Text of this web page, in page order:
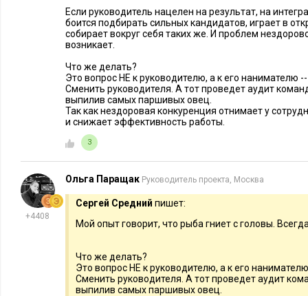
Если руководитель нацелен на результат, на
боится подбирать сильных кандидатов, играет в
собирает вокруг себя таких же. И проблем
возникает.
Что же делать?
Это вопрос НЕ к руководителю, а к его нанимателю
Сменить руководителя. А тот проведет аудит
выпилив самых паршивых овец.
Так как нездоровая конкуренция отнимает у
и снижает эффективность работы.
3
+4408
Ольга Паращак Руководитель проекта, Москва
Сергей Средний пишет:
Мой опыт говорит, что рыба гниет с головы.
Что же делать?
Это вопрос НЕ к руководителю, а к его
Сменить руководителя. А тот проведет аудит
выпилив самых паршивых овец.